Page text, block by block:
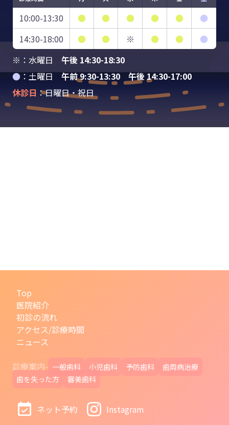
10:00-13:30 ● ● ● ● ●
●
14:30-18:00
● ● ※ ● ●
●
※：水曜日 午後 14:30-18:30
●：土曜日午前 9:30-13:30 午後 14:30-17:00
休診日 ：日曜日・祝日
Top
医院紹介
初診の流れ
アクセス/診療時間
ニュース
診療案内- 一般歯科 小児歯科 予防歯科
歯周病治療
歯を失った方
審美歯科
ネット予約 Instagram